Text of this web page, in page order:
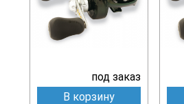
под заказ
В корзину